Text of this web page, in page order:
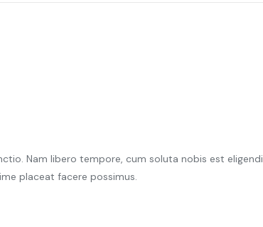
Nam libero tempore, cum soluta nobis est eligendi
placeat facere possimus.